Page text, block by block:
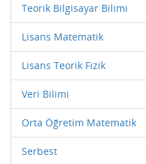
Teorik Bilgisayar Bilimi
Lisans Matematik
Lisans Teorik Fizik
Veri Bilimi
Orta Öğretim Matematik
Serbest